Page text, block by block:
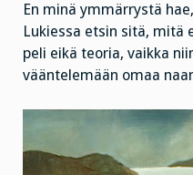
En minä ymmärrystä
Lukiessa etsin sitä, mitä
peli eikä teoria, vaikka
vääntelemään omaa